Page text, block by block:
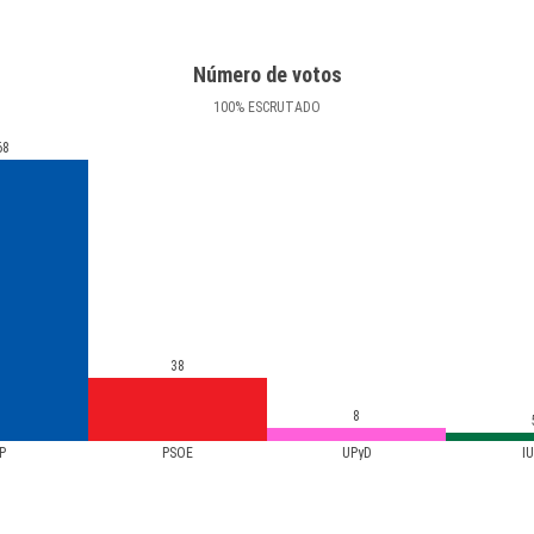
Número de votos
100% ESCRUTADO
PSOE UPyD
38
8